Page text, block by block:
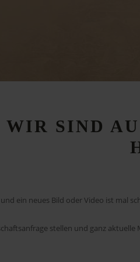
WIR SIND
und ein neues Bild oder Video ist mal
stellen und ganz aktuelle